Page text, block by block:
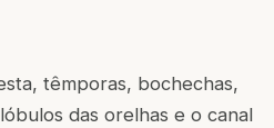
têmporas, bochechas,
das orelhas e o canal